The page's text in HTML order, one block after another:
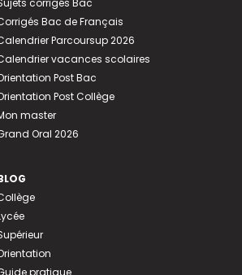
Bac de Français
Parcoursup 2026
vacances scolaires
Post Bac
Post Collège
master
Oral 2026
pratique